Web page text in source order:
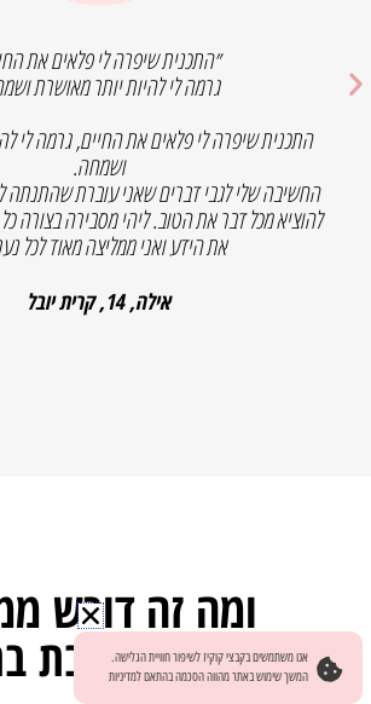
״ התוכנית הוסיפה לי אופטימיות, חיוביות
לפני התכנית הייתי מאוד נלחצת ו״מאבדת שליטה״
התוכנית לימדה אותי המוןעל עצמי , על
ביטחון והערך העצמי ועוד כל כך הרבה
קיבלתי תמיכה מהבנות לקבוצה שאין יותר כיף
באווירה טובה ונעימה כזו.
באמת ממליצה בחום״
ומה זה דורש
האם אני מעורבת
אנו משתמשים בקבצי קוקיז לשיפור חוויית הגלישה.
המשך שימוש באתר מהווה הסכמה בהתאם למדיניות